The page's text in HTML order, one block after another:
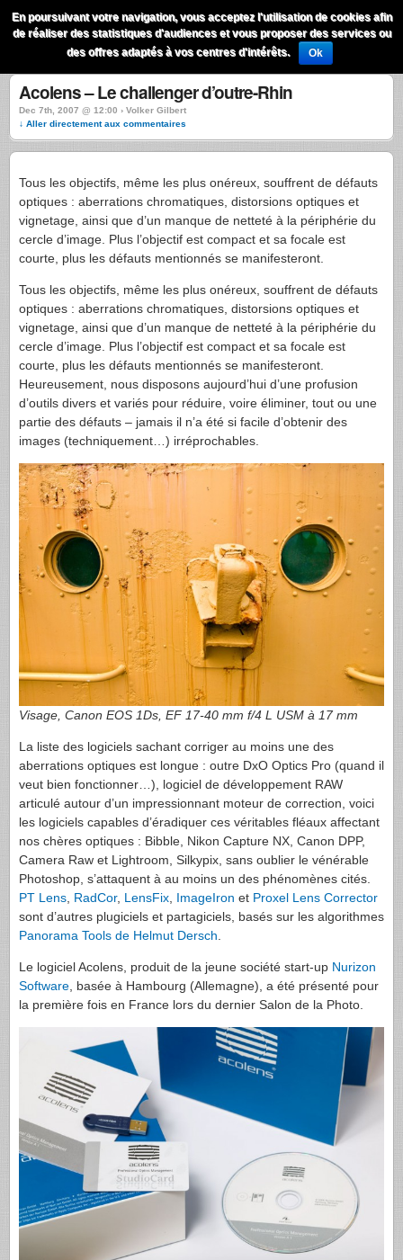
QuestionsPhoto Menu
Acolens – Le challenger d’outre-Rhin
Dec 7th, 2007 @ 12:00 › Volker Gilbert
↓ Aller directement aux commentaires
Tous les objectifs, même les plus onéreux, souffrent de défauts
optiques : aberrations chromatiques, distorsions optiques et
vignetage, ainsi que d’un manque de netteté à la périphérie du
cercle d’image. Plus l’objectif est compact et sa focale est
courte, plus les défauts mentionnés se manifesteront.
Tous les objectifs, même les plus onéreux, souffrent de défauts
optiques : aberrations chromatiques, distorsions optiques et
vignetage, ainsi que d’un manque de netteté à la périphérie du
cercle d’image. Plus l’objectif est compact et sa focale est
courte, plus les défauts mentionnés se manifesteront.
Heureusement, nous disposons aujourd’hui d’une profusion
d’outils divers et variés pour réduire, voire éliminer, tout ou une
partie des défauts – jamais il n’a été si facile d’obtenir des
images (techniquement…) irréprochables.
Visage, Canon EOS 1Ds, EF 17-40 mm f/4 L USM à 17 mm
La liste des logiciels sachant corriger au moins une des
aberrations optiques est longue : outre DxO Optics Pro (quand il
veut bien fonctionner…), logiciel de développement RAW
articulé autour d’un impressionnant moteur de correction, voici
les logiciels capables d’éradiquer ces véritables fléaux affectant
nos chères optiques : Bibble, Nikon Capture NX, Canon DPP,
Camera Raw et Lightroom, Silkypix, sans oublier le vénérable
Photoshop, s’attaquent à au moins un des phénomènes cités.
PT Lens RadCor, LensFix ImageIron et Proxel Lens Corrector
sont d’autres plugiciels et partagiciels, basés sur les algorithmes
Panorama Tools de Helmut Dersch
Le logiciel Acolens, produit de la jeune société start-up Nurizon
Software , basée à Hambourg (Allemagne), a été présenté pour
la première fois en France lors du dernier Salon de la Photo.
En poursuivant votre navigation, vous acceptez l'utilisation de cookies afin
de réaliser des statistiques d'audiences et vous proposer des services ou
des offres adaptés à vos centres d'intérêts.
Ok